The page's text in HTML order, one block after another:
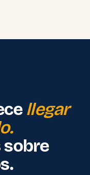
llegar
sobre